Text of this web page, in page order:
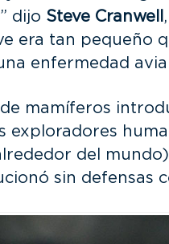
dijo Steve Cranwell
era tan pequeño
enfermedad
mamíferos
exploradores
del
sin defensas